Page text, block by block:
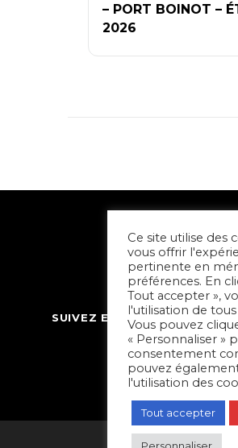
– PORT BOINOT –
2026
SUIVEZ ET CONTACTEZ
Ce site utilise des
vous offrir
pertinente en
préférences. En
Tout accepter »,
l'utilisation de
Vous pouvez
« Personnaliser »
consentement
pouvez
l'utilisation des
Tout accepter